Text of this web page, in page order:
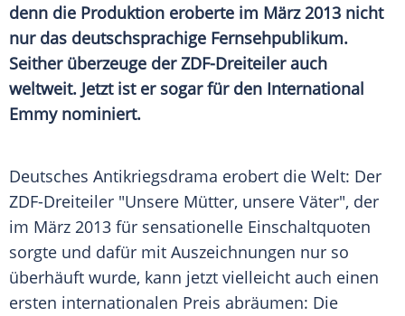
denn die Produktion eroberte im März 2013 nicht
nur das deutschsprachige Fernsehpublikum.
Seither überzeuge der ZDF-Dreiteiler auch
weltweit. Jetzt ist er sogar für den International
Emmy nominiert.
Deutsches Antikriegsdrama erobert die Welt: Der
ZDF-Dreiteiler "Unsere Mütter, unsere Väter", der
im März 2013 für sensationelle Einschaltquoten
sorgte und dafür mit Auszeichnungen nur so
überhäuft wurde, kann jetzt vielleicht auch einen
ersten internationalen Preis abräumen: Die